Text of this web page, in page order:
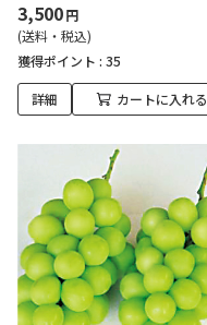
3,500円
(送料・税込)
獲得ポイント : 35
詳細 カートに入れる